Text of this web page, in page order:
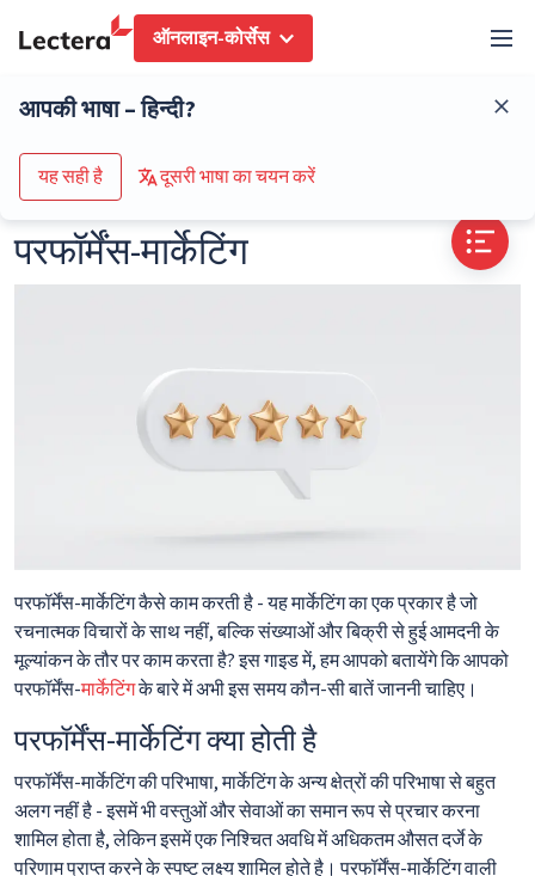
ऑनलाइन-कोर्सेस
आपकी भाषा – हिन्दी?
यह सही है दूसरी भाषा का चयन करें
शब्दकोष परफॉर्मेंस-मार्केटिंग
कोर्स के कैटलॉग पर जाएं
परफॉर्मेंस-मार्केटिंग
परफॉर्मेंस-मार्केटिंग कैसे काम करती है - यह मार्केटिंग का एक प्रकार है जो
रचनात्मक विचारों के साथ नहीं, बल्कि संख्याओं और बिक्री से हुई आमदनी के
मूल्यांकन के तौर पर काम करता है? इस गाइड में, हम आपको बतायेंगे कि आपको
परफॉर्मेंस-मार्केटिंगके बारे में अभी इस समय कौन-सी बातें जाननी चाहिए।
परफॉर्मेंस-मार्केटिंग क्या होती है
परफॉर्मेंस-मार्केटिंग की परिभाषा, मार्केटिंग के अन्य क्षेत्रों की परिभाषा से बहुत
अलग नहीं है - इसमें भी वस्तुओं और सेवाओं का समान रूप से प्रचार करना
शामिल होता है, लेकिन इसमें एक निश्चित अवधि में अधिकतम औसत दर्जे के
परिणाम प्राप्त करने के स्पष्ट लक्ष्य शामिल होते है। परफॉर्मेंस-मार्केटिंग वाली